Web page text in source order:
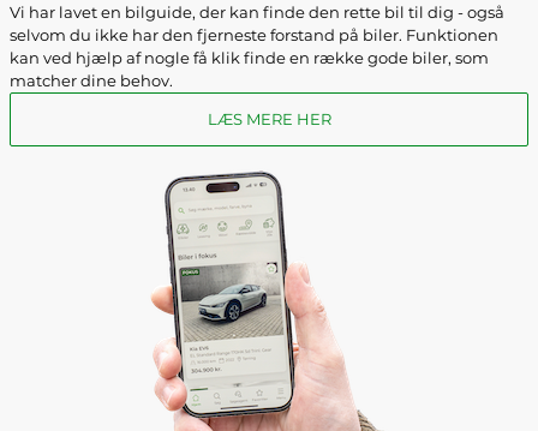
Vi har lavet en bilguide, der kan finde den rette bil til dig - også
selvom du ikke har den fjerneste forstand på biler. Funktionen
kan ved hjælp af nogle få klik finde en række gode biler, som
matcher dine behov.
LÆS MERE HER